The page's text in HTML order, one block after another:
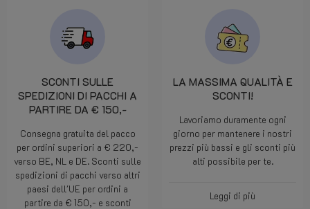
SCONTI SULLE
SPEDIZIONI DI PACCHI A
PARTIRE DA € 150,-
Consegna gratuita del pacco
per ordini superiori a € 220,-
verso BE, NL e DE. Sconti sulle
spedizioni di pacchi verso altri
paesi dell'UE per ordini a
partire da € 150,- e sconti
LA MASSIMA QUALITÀ E
SCONTI!
Lavoriamo duramente ogni
giorno per mantenere i nostri
prezzi più bassi e gli sconti più
alti possibile per te.
Leggi di più